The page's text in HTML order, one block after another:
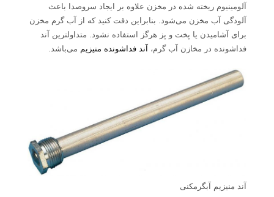
آلومینیوم ریخته شده در مخزن علاوه بر ایجاد سروصدا باعث
آلودگی آب مخزن می‌شود. بنابراین دقت کنید که از آب گرم مخزن
برای آشامیدن یا پخت و پز هرگز استفاده نشود. متداولترین آند
فداشونده در مخازن آب گرم، آند فداشونده منیزیم می‌باشد.
آند منیزیم آبگرمکنی